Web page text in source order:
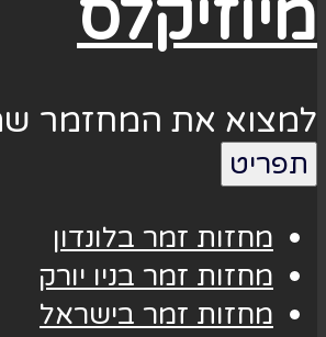
מיוזיקלס
למצוא את המחזמר
תפריט
מחזות זמר בלונדון
מחזות זמר בניו יורק
מחזות זמר בישראל